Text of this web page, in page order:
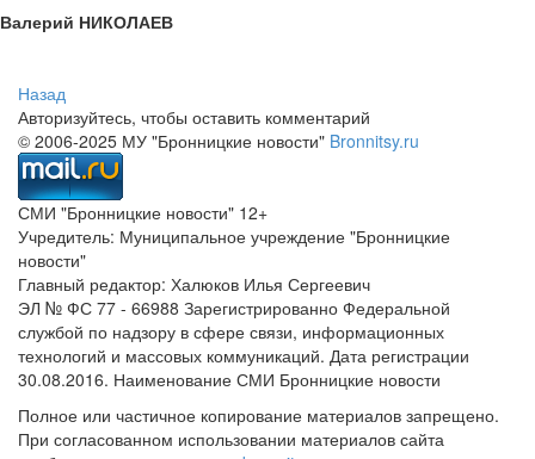
Валерий НИКОЛАЕВ
Назад
Авторизуйтесь, чтобы оставить комментарий
© 2006-2025 МУ "Бронницкие новости" Bronnitsy.ru
СМИ "Бронницкие новости" 12+
Учредитель: Муниципальное учреждение "Бронницкие
новости"
Главный редактор: Халюков Илья Сергеевич
ЭЛ № ФС 77 - 66988 Зарегистрированно Федеральной
службой по надзору в сфере связи, информационных
технологий и массовых коммуникаций. Дата регистрации
30.08.2016. Наименование СМИ Бронницкие новости
Полное или частичное копирование материалов запрещено.
При согласованном использовании материалов сайта